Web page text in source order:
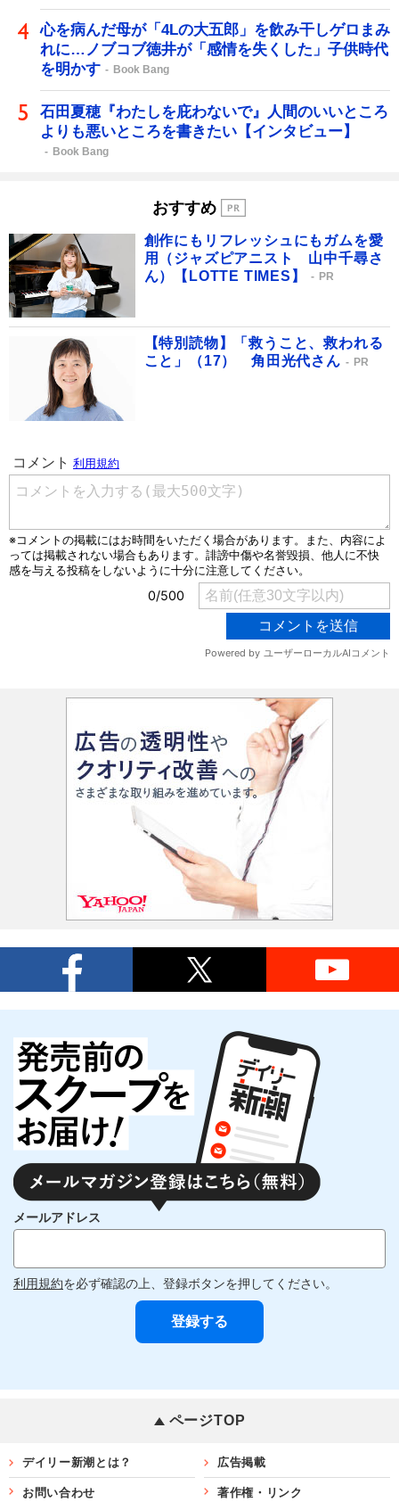
心を病んだ母が「4Lの大五郎」を飲み干しゲロまみ
れに…ノブコブ徳井が「感情を失くした」子供時代
を明かす
Book Bang
石田夏穂『わたしを庇わないで』人間のいいところ
よりも悪いところを書きたい【インタビュー】
Book Bang
おすすめ
創作にもリフレッシュにもガムを愛
用（ジャズピアニスト 山中千尋さ
ん）【LOTTE TIMES】
PR
【特別読物】「救うこと、救われる
こと」（17） 角田光代さん
PR
メールアドレス
利用規約を必ず確認の上、登録ボタンを押してください。
ページTOP
デイリー新潮とは？ 広告掲載
お問い合わせ 著作権・リンク